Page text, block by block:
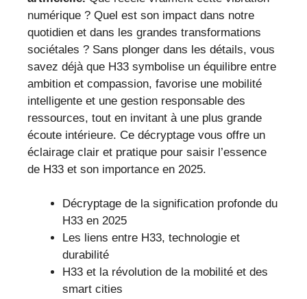
numérique ? Quel est son impact dans notre
quotidien et dans les grandes transformations
sociétales ? Sans plonger dans les détails, vous
savez déjà que H33 symbolise un équilibre entre
ambition et compassion, favorise une mobilité
intelligente et une gestion responsable des
ressources, tout en invitant à une plus grande
écoute intérieure. Ce décryptage vous offre un
éclairage clair et pratique pour saisir l’essence
de H33 et son importance en 2025.
Décryptage de la signification profonde du
H33 en 2025
Les liens entre H33, technologie et
durabilité
H33 et la révolution de la mobilité et des
smart cities